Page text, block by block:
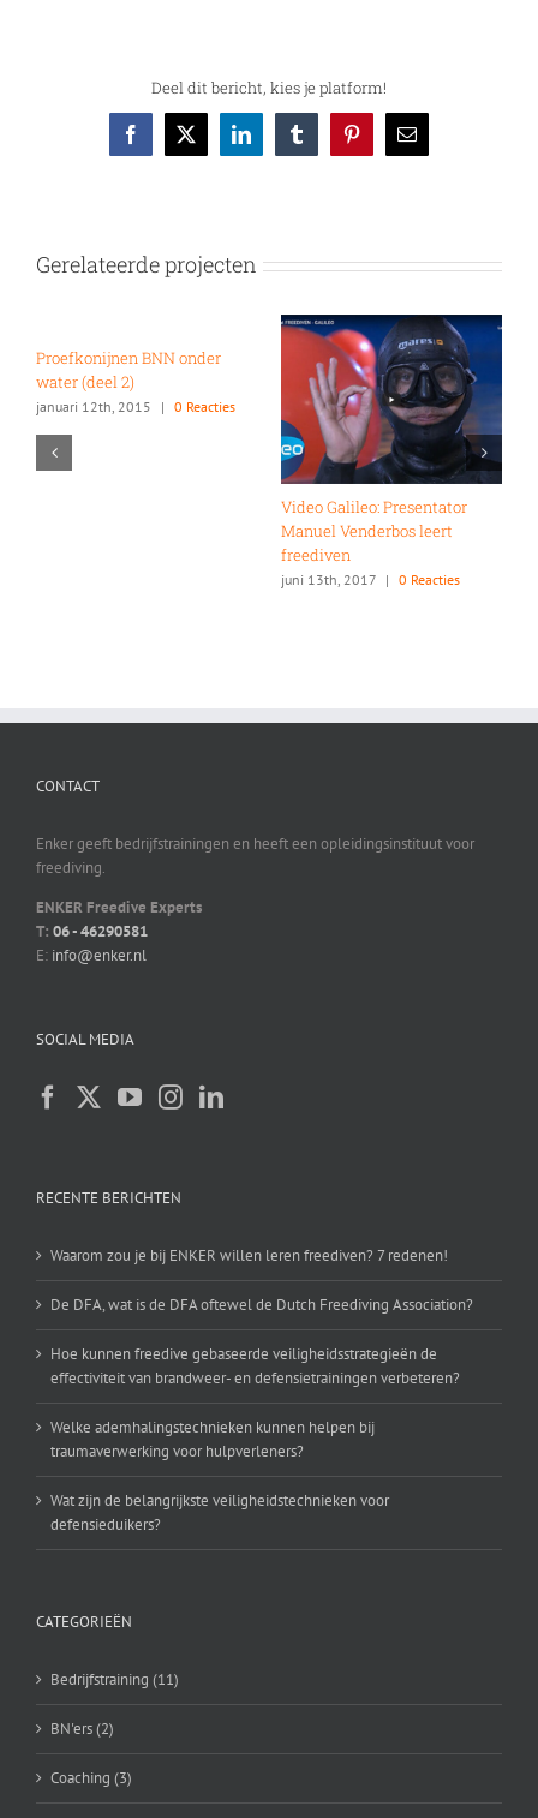
Deel dit bericht, kies je platform!
Facebook
X LinkedInTumblrPinterest
E-
mail
Gerelateerde projecten
Proefkonijnen BNN onder
water (deel 2)
januari 12th, 2015 | 0 Reacties
Video Galileo: Presentator
Manuel Venderbos leert
freediven
juni 13th, 2017 | 0 Reacties
CONTACT
Enker geeft bedrijfstrainingen en heeft een opleidingsinstituut voor
freediving.
ENKER Freedive Experts
T: 06 - 46290581
E: info@enker.nl
SOCIAL MEDIA
RECENTE BERICHTEN
Waarom zou je bij ENKER willen leren freediven? 7 redenen!
De DFA, wat is de DFA oftewel de Dutch Freediving Association?
Hoe kunnen freedive gebaseerde veiligheidsstrategieën de
effectiviteit van brandweer- en defensietrainingen verbeteren?
Welke ademhalingstechnieken kunnen helpen bij
traumaverwerking voor hulpverleners?
Wat zijn de belangrijkste veiligheidstechnieken voor
defensieduikers?
CATEGORIEËN
Bedrijfstraining (11)
BN'ers (2)
Coaching (3)